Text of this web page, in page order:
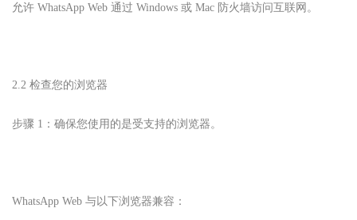
允许 WhatsApp Web 通过 Windows 或 Mac 防火墙访问互联网。
2.2 检查您的浏览器
步骤 1：确保您使用的是受支持的浏览器。
WhatsApp Web 与以下浏览器兼容：